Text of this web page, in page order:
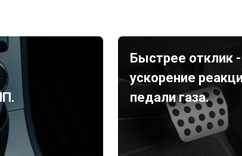
Быстрее отклик -
ускорение
педали газа.